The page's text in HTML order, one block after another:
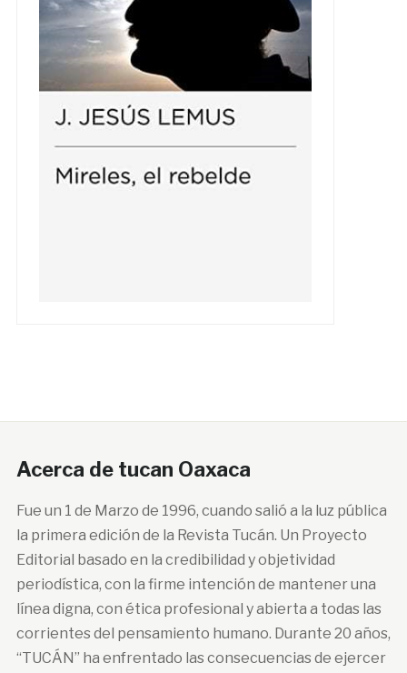
Acerca de tucan Oaxaca
Fue un 1 de Marzo de 1996, cuando salió a la luz pública
la primera edición de la Revista Tucán. Un Proyecto
Editorial basado en la credibilidad y objetividad
periodística, con la firme intención de mantener una
línea digna, con ética profesional y abierta a todas las
corrientes del pensamiento humano. Durante 20 años,
“TUCÁN” ha enfrentado las consecuencias de ejercer